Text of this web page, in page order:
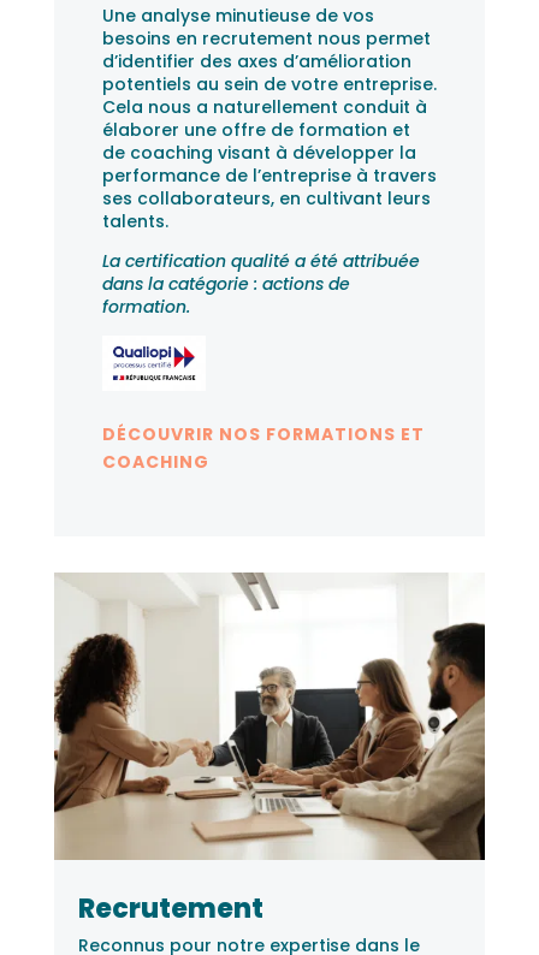
Une analyse minutieuse de vos
besoins en recrutement nous permet
d’identifier des axes d’amélioration
potentiels au sein de votre entreprise.
Cela nous a naturellement conduit à
élaborer une offre de formation et
de coaching visant à développer la
performance de l’entreprise à travers
ses collaborateurs, en cultivant leurs
talents.
La certification qualité a été attribuée
dans la catégorie : actions de
formation.
DÉCOUVRIR NOS FORMATIONS ET
COACHING
Recrutement
Reconnus pour notre expertise dans le